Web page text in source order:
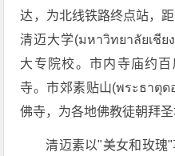
达，为北线铁路终点站，
清迈大学(มหาวิทยาลัยเชีย
大专院校。市内寺庙约百
寺。市郊素贴山(พระธาตุด
佛寺，为各地佛教徒朝拜圣
清迈素以"美女和玫瑰